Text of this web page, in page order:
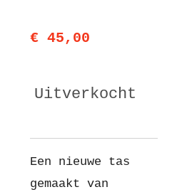
€ 45,00
Uitverkocht
Een nieuwe tas
gemaakt van